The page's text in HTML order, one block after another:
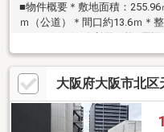
■物件概要＊敷地面積：
ｍ（公道）＊間口約13.6ｍ＊
160ｍ＊大阪市立堀川小学校
まで約300ｍ＊与力町公園ま
370ｍ＊ライフ東天満店まで
「大阪天満宮」駅まで徒歩3
「南森町」駅まで徒歩6分（
大阪府大阪市北区